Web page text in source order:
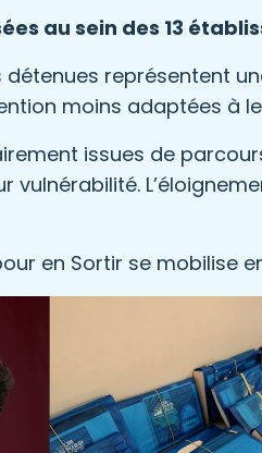
au sein des 13
détenues représentent
moins adaptées à
issues de
vulnérabilité.
en Sortir se